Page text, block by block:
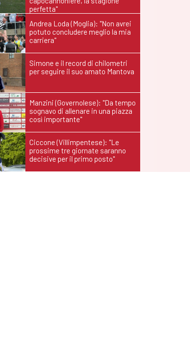
perfetta"
Andrea Loda (Moglia): "Non avrei
potuto concludere meglio la mia
carriera"
Simone e il record di chilometri
per seguire il suo amato Mantova
Manzini (Governolese): "Da tempo
sognavo di allenare in una piazza
così importante"
Ciccone (Villimpentese): "Le
prossime tre giornate saranno
decisive per il primo posto"